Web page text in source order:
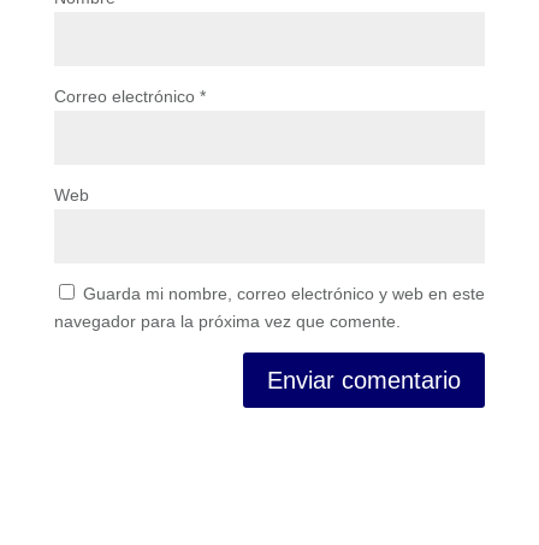
Correo electrónico *
Web
Guarda mi nombre, correo electrónico y web en este
navegador para la próxima vez que comente.